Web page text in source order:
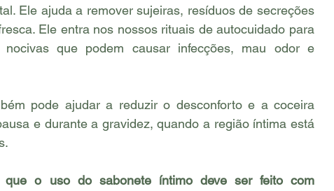
Ele ajuda a remover sujeiras, resíduos de secreções
Ele entra nos nossos rituais de autocuidado para
que podem causar infecções, mau odor e
pode ajudar a reduzir o desconforto e a coceira
e durante a gravidez, quando a região íntima está
que o uso do sabonete íntimo deve ser feito com